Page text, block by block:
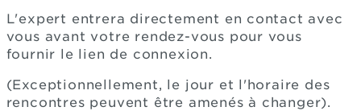
L'expert entrera directement en contact avec
vous avant votre rendez-vous pour vous
fournir le lien de connexion.
(Exceptionnellement, le jour et l'horaire des
rencontres peuvent être amenés à changer).